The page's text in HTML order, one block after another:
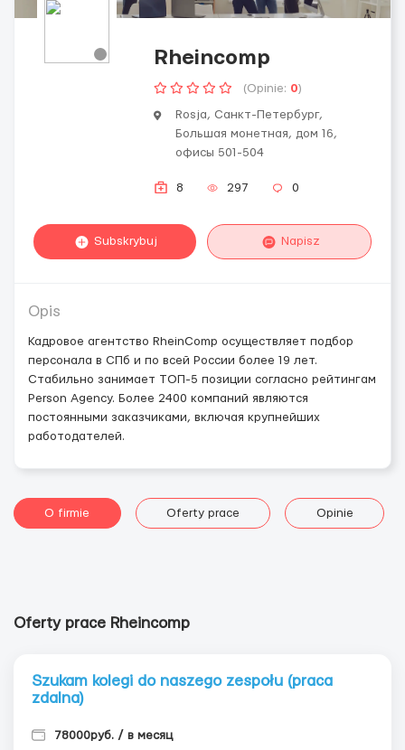
Rheincomp
(Opinie: 0)
Rosja, Санкт-Петербург,
Большая монетная, дом 16,
офисы 501-504
8 297 0
Subskrybuj Napisz
Opis
Кадровое агентство RheinСomp осуществляет подбор
персонала в СПб и по всей России более 19 лет.
Стабильно занимает ТОП-5 позиции согласно рейтингам
Person Agency. Более 2400 компаний являются
постоянными заказчиками, включая крупнейших
работодателей.
O firmie Oferty prace Opinie
Oferty prace Rheincomp
Szukam kolegi do naszego zespołu (praca
zdalna)
78000руб. / в месяц